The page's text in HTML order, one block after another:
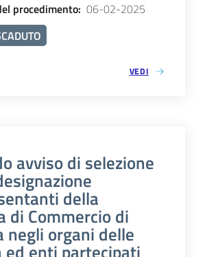
procedimento: 06-02-2025
VEDI
avviso di selezione
della
di Commercio di
negli organi delle